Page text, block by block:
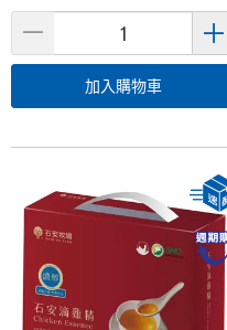
加入購物車